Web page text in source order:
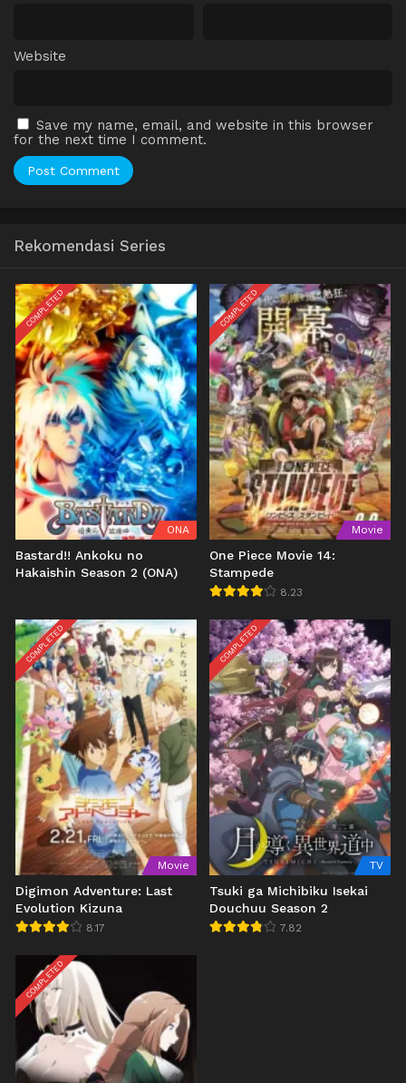
Website
Save my name, email, and website in this browser
for the next time I comment.
Rekomendasi Series
COMPLETED
ONA
Bastard!! Ankoku no
Hakaishin Season 2 (ONA)
COMPLETED
Movie
One Piece Movie 14:
Stampede
8.23
COMPLETED
Movie
Digimon Adventure: Last
Evolution Kizuna
8.17
COMPLETED
TV
Tsuki ga Michibiku Isekai
Douchuu Season 2
7.82
COMPLETED